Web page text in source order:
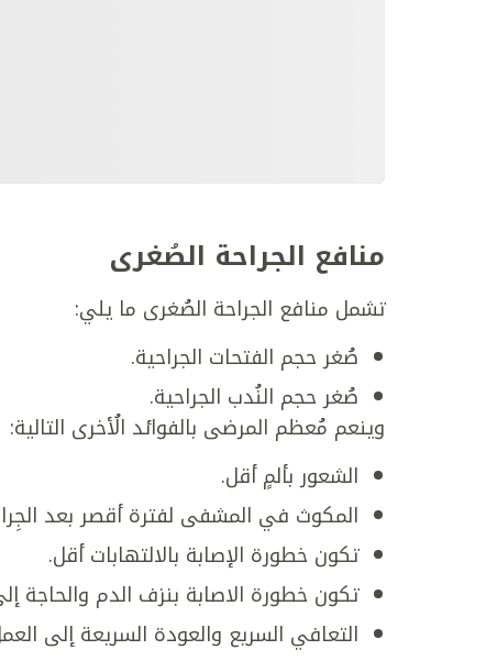
منافع الجراحة الصُغرى
تشمل منافع الجراحة الصُغرى ما يلي:
صُغر حجم الفتحات الجراحية.
صُغر حجم النُدب الجراحية.
وينعم مُعظم المرضى بالفوائد الُأخرى التالية:
الشعور بألمٍ أقل.
المكوث في المشفى لفترة أقصر بعد
تكون خطورة الإصابة بالالتهابات أقل.
تكون خطورة الاصابة بنزف الدم والحاجة
التعافي السريع والعودة السريعة إلى